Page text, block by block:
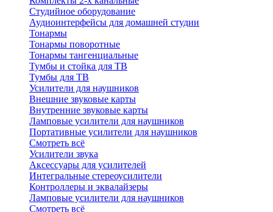
Студийное оборудование
Аудиоинтерфейсы для домашней студии
Тонармы
Тонармы поворотные
Тонармы тангенциальные
Тумбы и стойка для ТВ
Тумбы для ТВ
Усилители для наушников
Внешние звуковые карты
Внутренние звуковые карты
Ламповые усилители для наушников
Портативные усилители для наушников
Смотреть всё
Усилители звука
Аксессуары для усилителей
Интегральные стереоусилители
Контроллеры и эквалайзеры
Ламповые усилители для наушников
Смотреть всё